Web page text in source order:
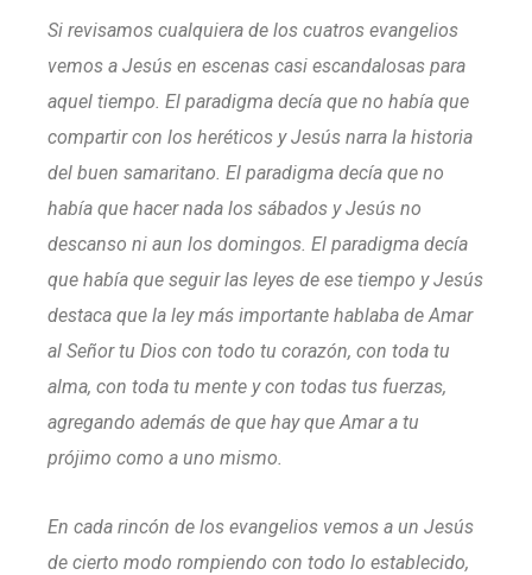
Si revisamos cualquiera de los cuatros evangelios
vemos a Jesús en escenas casi escandalosas para
aquel tiempo. El paradigma decía que no había que
compartir con los heréticos y Jesús narra la historia
del buen samaritano. El paradigma decía que no
había que hacer nada los sábados y Jesús no
descanso ni aun los domingos. El paradigma decía
que había que seguir las leyes de ese tiempo y Jesús
destaca que la ley más importante hablaba de Amar
al Señor tu Dios con todo tu corazón, con toda tu
alma, con toda tu mente y con todas tus fuerzas,
agregando además de que hay que Amar a tu
prójimo como a uno mismo.
En cada rincón de los evangelios vemos a un Jesús
de cierto modo rompiendo con todo lo establecido,